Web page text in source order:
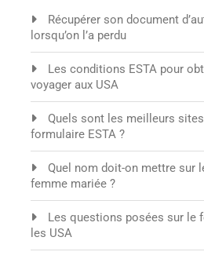
Récupérer son document
lorsqu’on l’a perdu
Les conditions ESTA pour
voyager aux USA
Quels sont les meilleurs
formulaire ESTA ?
Quel nom doit-on mettre sur
femme mariée ?
Les questions posées sur le
les USA